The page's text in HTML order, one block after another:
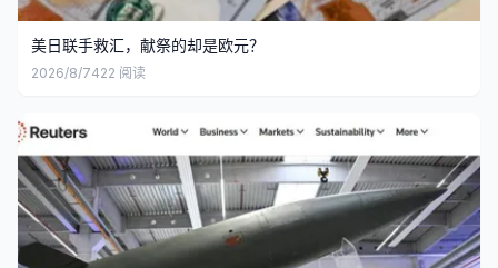
美日联手救汇，献祭的却是欧元？
2026/8/7422 阅读